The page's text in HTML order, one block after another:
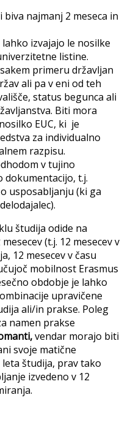
najmanj 2 meseca in
izvajajo le nosilke
listine.
primeru državljan
ali pa v eni od teh
status begunca ali
Biti mora
EUC, ki je
za individualno
razpisu.
v tujino
t.j.
usposabljanju (ki ga
študija odide na
(t.j. 12 mesecev v
12 mesecev v času
mobilnost Erasmus
obdobje je lahko
upravičene
ali/in prakse. Poleg
namen prakse
vendar morajo biti
svoje matične
študija, prav tako
izvedeno v 12